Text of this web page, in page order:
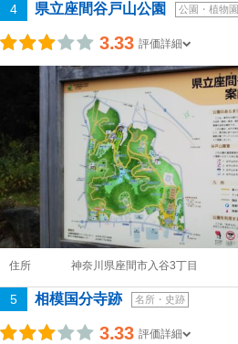
4 県立座間谷戸山公園 公園・植物園
3.33 評価詳細
住所 神奈川県座間市入谷3丁目
5 相模国分寺跡 名所・史跡
3.33 評価詳細